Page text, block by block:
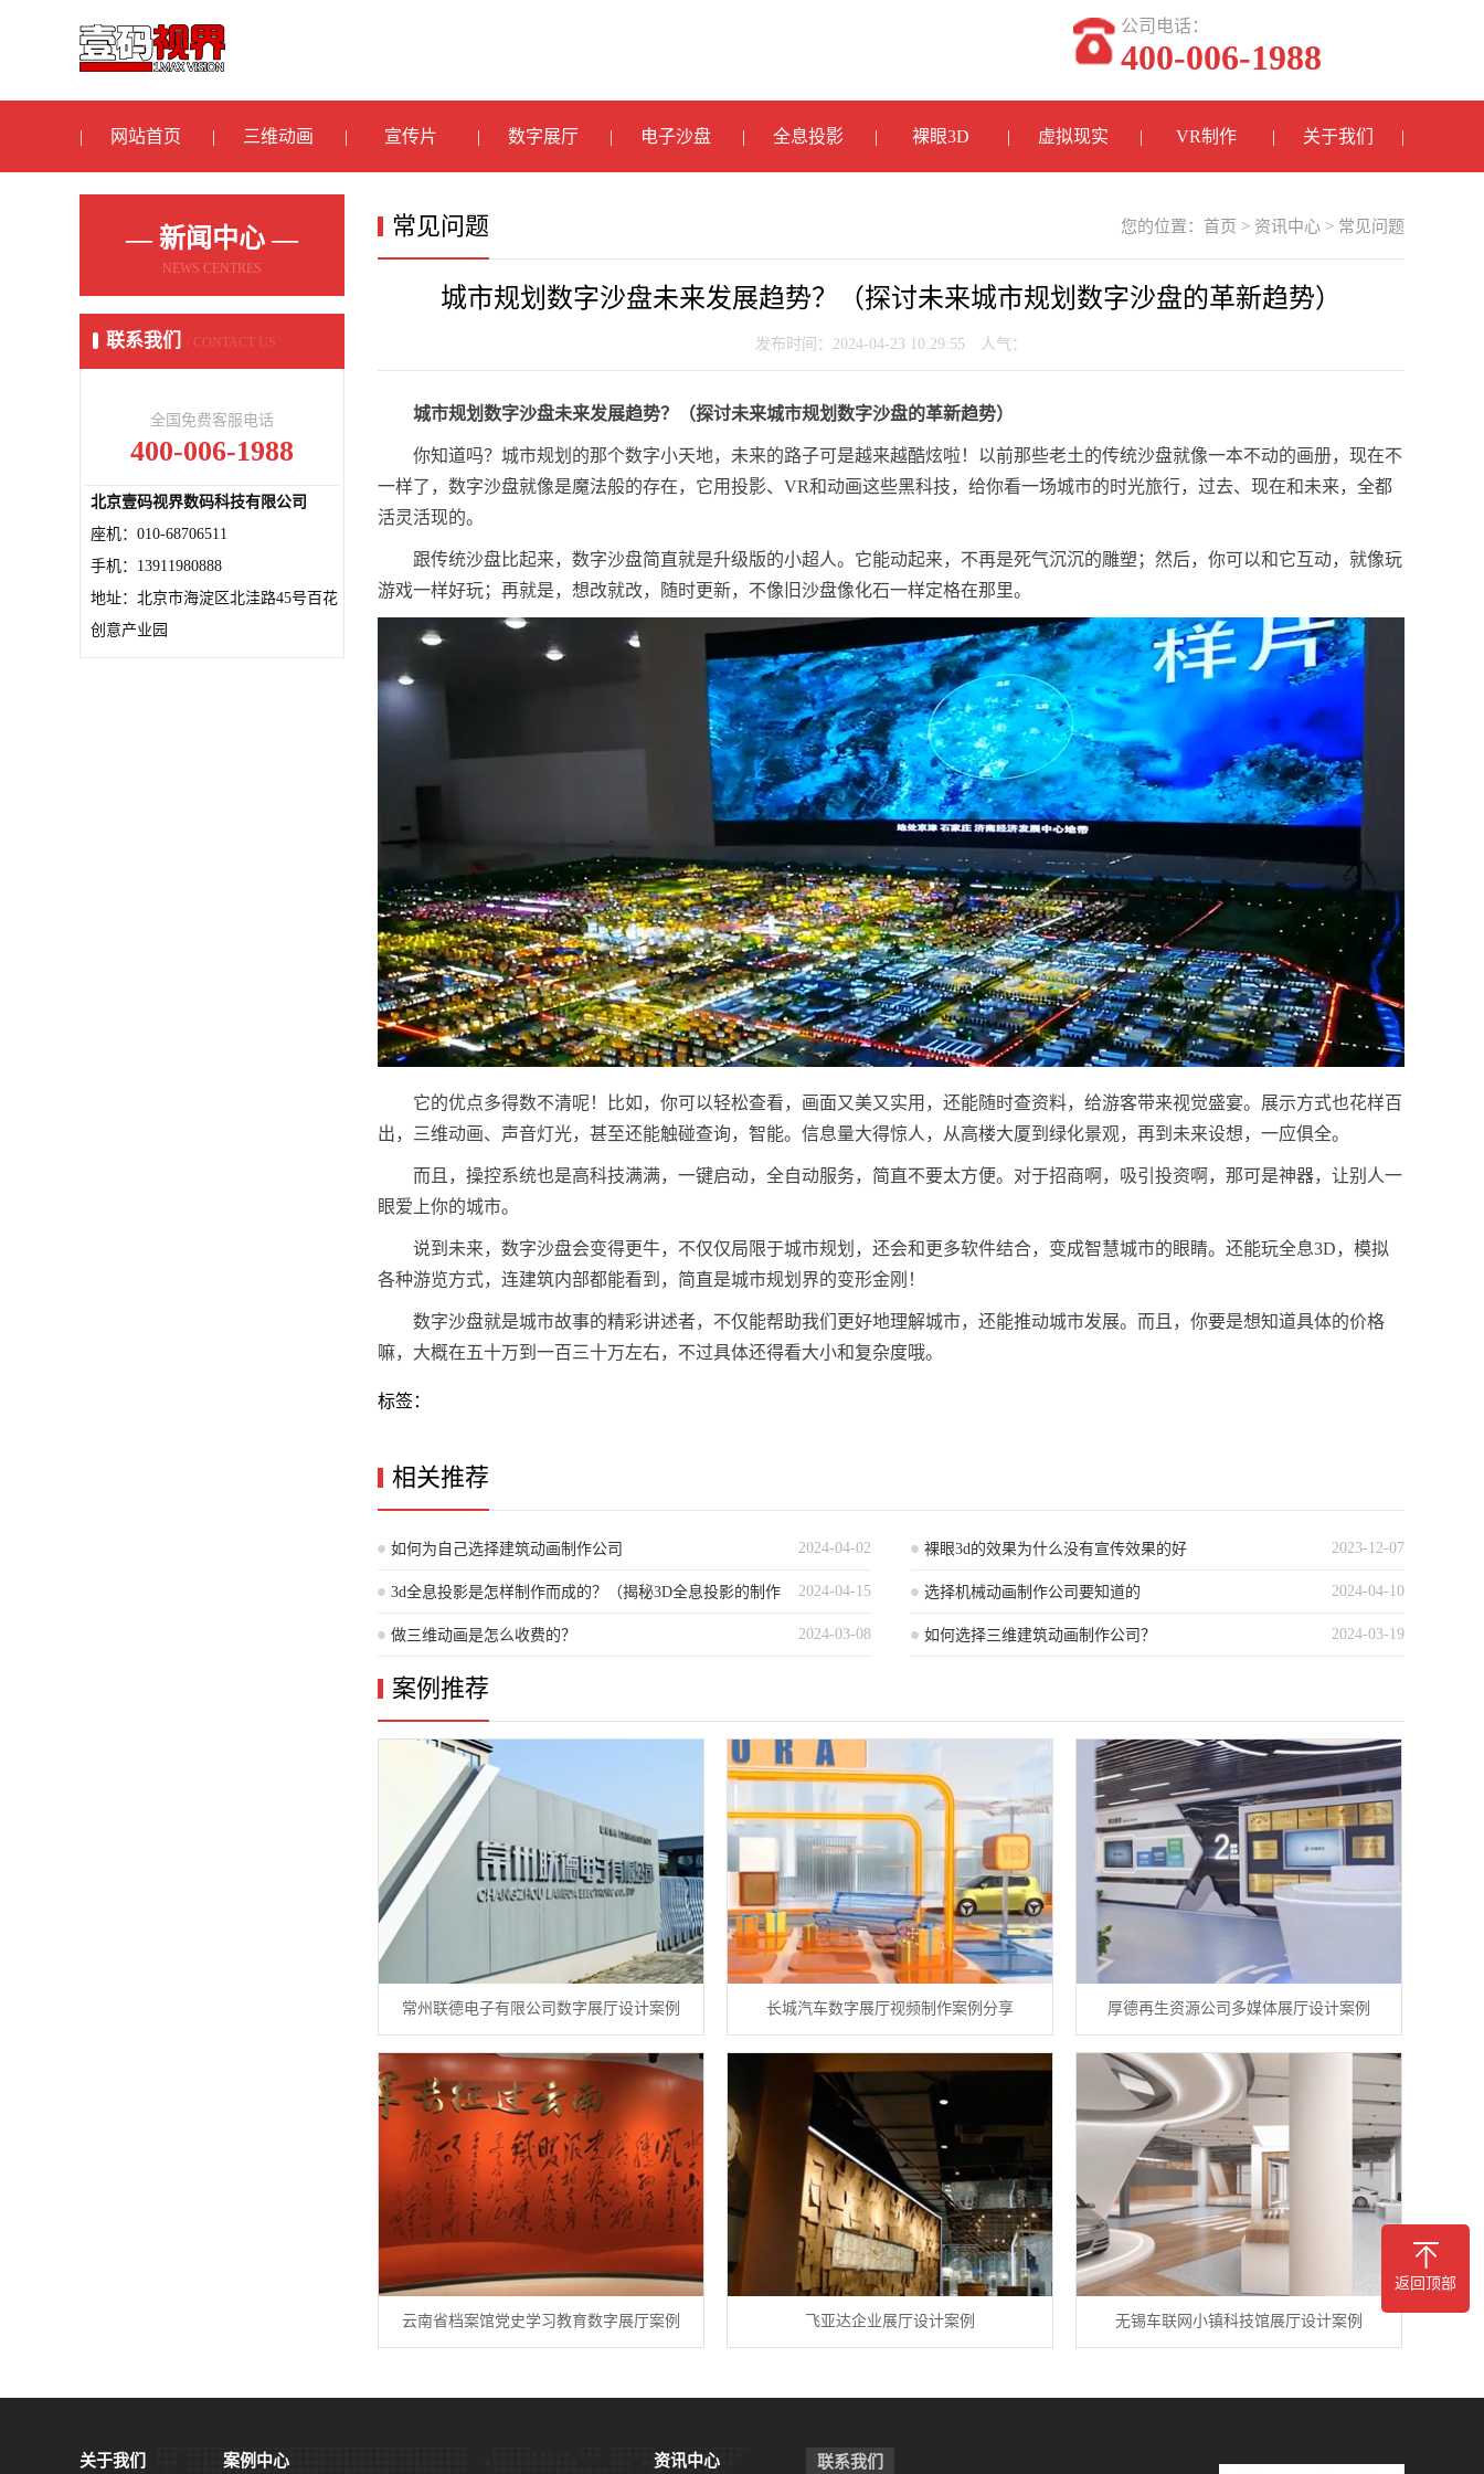
公司电话：
400-006-1988
网站首页 三维动画 宣传片 数字展厅 电子沙盘 全息投影 裸眼3D 虚拟现实 VR制作 关于我们
— 新闻中心 —
NEWS CENTRES
联系我们 / CONTACT US
全国免费客服电话
400-006-1988
北京壹码视界数码科技有限公司
座机：010-68706511
手机：13911980888
地址：北京市海淀区北洼路45号百花
创意产业园
您的位置： 首页 > 资讯中心 > 常见问题
常见问题
城市规划数字沙盘未来发展趋势？（探讨未来城市规划数字沙盘的革新趋势）
发布时间：2024-04-23 10:29:55 人气：
城市规划数字沙盘未来发展趋势？（探讨未来城市规划数字沙盘的革新趋势）
你知道吗？城市规划的那个数字小天地，未来的路子可是越来越酷炫啦！以前那些老土的传统沙盘就像一本不动的画册，现在不
一样了，数字沙盘就像是魔法般的存在，它用投影、VR和动画这些黑科技，给你看一场城市的时光旅行，过去、现在和未来，全都
活灵活现的。
跟传统沙盘比起来，数字沙盘简直就是升级版的小超人。它能动起来，不再是死气沉沉的雕塑；然后，你可以和它互动，就像玩
游戏一样好玩；再就是，想改就改，随时更新，不像旧沙盘像化石一样定格在那里。
它的优点多得数不清呢！比如，你可以轻松查看，画面又美又实用，还能随时查资料，给游客带来视觉盛宴。展示方式也花样百
出，三维动画、声音灯光，甚至还能触碰查询，智能。信息量大得惊人，从高楼大厦到绿化景观，再到未来设想，一应俱全。
而且，操控系统也是高科技满满，一键启动，全自动服务，简直不要太方便。对于招商啊，吸引投资啊，那可是神器，让别人一
眼爱上你的城市。
说到未来，数字沙盘会变得更牛，不仅仅局限于城市规划，还会和更多软件结合，变成智慧城市的眼睛。还能玩全息3D，模拟
各种游览方式，连建筑内部都能看到，简直是城市规划界的变形金刚！
数字沙盘就是城市故事的精彩讲述者，不仅能帮助我们更好地理解城市，还能推动城市发展。而且，你要是想知道具体的价格
嘛，大概在五十万到一百三十万左右，不过具体还得看大小和复杂度哦。
标签：
相关推荐
2024-04-02
如何为自己选择建筑动画制作公司 2023-12-07
裸眼3d的效果为什么没有宣传效果的好
2024-04-15
3d全息投影是怎样制作而成的？（揭秘3D全息投影的制作
工艺过程）
2024-04-10
选择机械动画制作公司要知道的
2024-03-08
做三维动画是怎么收费的？ 2024-03-19
如何选择三维建筑动画制作公司？
案例推荐
常州联德电子有限公司数字展厅设计案例 长城汽车数字展厅视频制作案例分享 厚德再生资源公司多媒体展厅设计案例
云南省档案馆党史学习教育数字展厅案例 飞亚达企业展厅设计案例 无锡车联网小镇科技馆展厅设计案例
关于我们 案例中心 资讯中心 联系我们
返回顶部